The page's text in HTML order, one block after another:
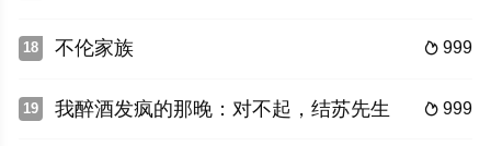
18  999
不伦家族
19  999
我醉酒发疯的那晚：对不起，结苏先生